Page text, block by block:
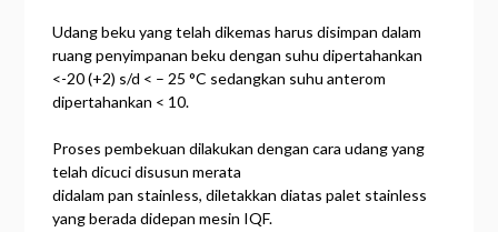
Udang beku yang telah dikemas harus disimpan dalam
ruang penyimpanan beku dengan suhu dipertahankan
<-20 (+2) s/d < – 25 °C sedangkan suhu anterom
dipertahankan < 10.
Proses pembekuan dilakukan dengan cara udang yang
telah dicuci disusun merata
didalam pan stainless, diletakkan diatas palet stainless
yang berada didepan mesin IQF.